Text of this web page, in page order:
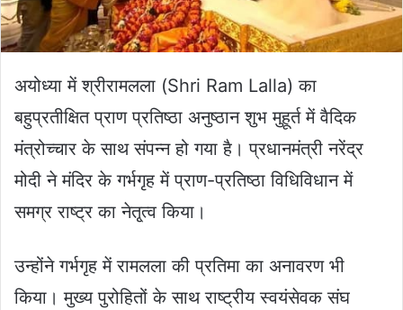
अयोध्‍या में श्रीरामलला (Shri Ram Lalla) का
बहुप्रतीक्षित प्राण प्रतिष्‍ठा अनुष्‍ठान शुभ मुहूर्त में वैदिक
मंत्रोच्चार के साथ संपन्न हो गया है। प्रधानमंत्री नरेंद्र
मोदी ने मंदिर के गर्भगृह में प्राण-प्रतिष्ठा विधिविधान में
समग्र राष्ट्र का नेतृ्त्व किया।
उन्होंने गर्भगृह में रामलला की प्रतिमा का अनावरण भी
किया। मुख्य पुरोहितों के साथ राष्‍ट्रीय स्‍वयंसेवक संघ